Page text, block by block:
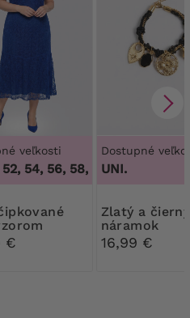
veľkosti
52, 54, 56, 58, 60,46, 48, 50,
€
Dostupné
UNI.
Zlatý a čierny
náramok
16,99 €